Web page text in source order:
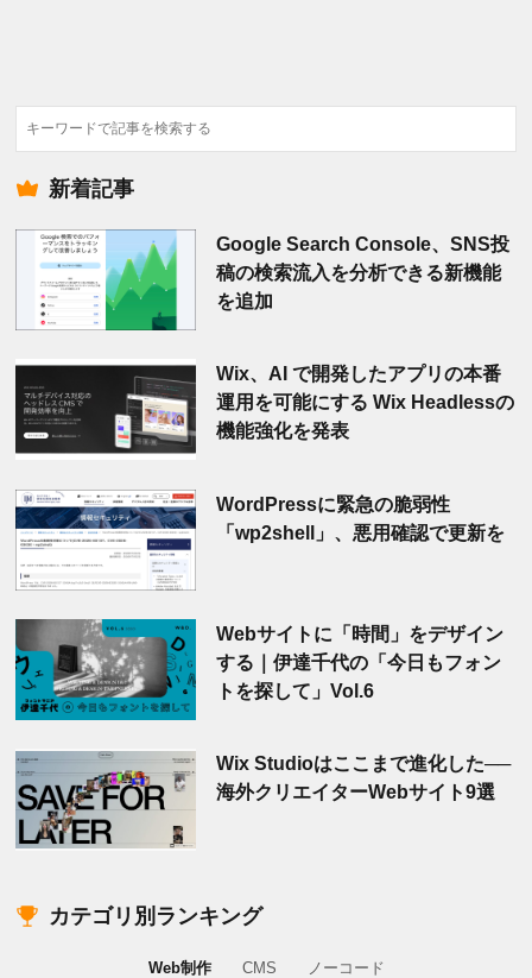
検
索
新着記事
Google Search Console、SNS投
稿の検索流入を分析できる新機能
を追加
Wix、AI で開発したアプリの本番
運用を可能にする Wix Headlessの
機能強化を発表
WordPressに緊急の脆弱性
「wp2shell」、悪用確認で更新を
Webサイトに「時間」をデザイン
する｜伊達千代の「今日もフォン
トを探して」Vol.6
Wix Studioはここまで進化した──
海外クリエイターWebサイト9選
カテゴリ別ランキング
Web制作 CMS ノーコード